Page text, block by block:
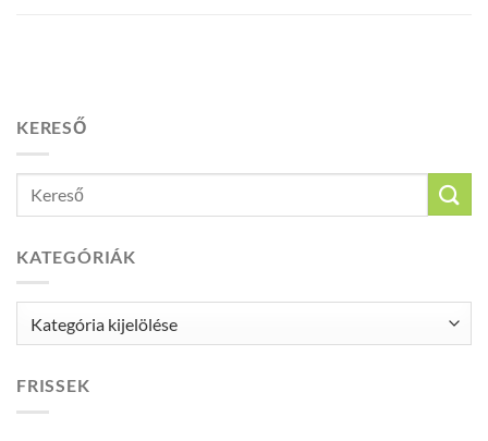
KERESŐ
KATEGÓRIÁK
FRISSEK